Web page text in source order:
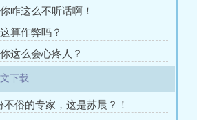
咋这么不听话啊！
算作弊吗？
这么会心疼人？
下载
不俗的专家，这是苏晨？！